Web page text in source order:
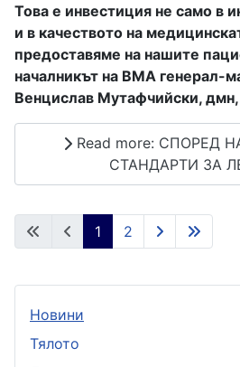
Това е инвестиция не само в
и в качеството на
предоставяме на нашите
началникът на ВМА генерал-
Венцислав Мутафчийски, дмн,
Read more: СПОРЕД
СТАНДАРТИ ЗА
1 2
Новини
Тялото